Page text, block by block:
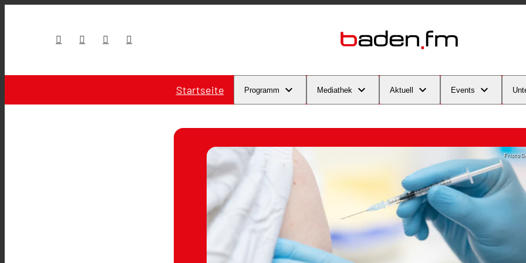
Startseite Programm Mediathek Aktuell Events
Fristo